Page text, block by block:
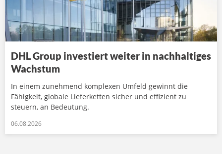
DHL Group investiert weiter in nachhaltiges
Wachstum
In einem zunehmend komplexen Umfeld gewinnt die
Fähigkeit, globale Lieferketten sicher und effizient zu
steuern, an Bedeutung.
06.08.2026